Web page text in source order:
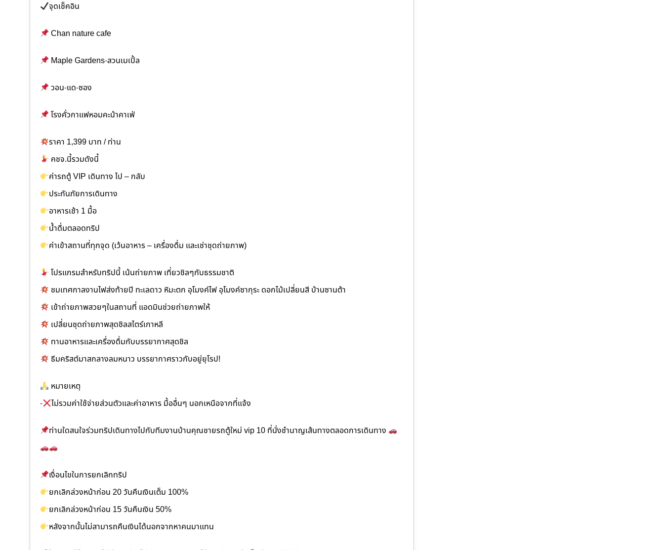
จุดเช็คอิน
Chan nature cafe
Maple Gardens-สวนเมเปิ้ล
วอน-แด-ซอง
โรงคั่วกาแฟหอมคะน้าคาเฟ่
ราคา 1,399 บาท / ท่าน
คชจ.นี้รวมดังนี้
ค่ารถตู้ VIP เดินทาง ไป – กลับ
ประกันภัยการเดินทาง
อาหารเช้า 1 มื้อ
น้ำดื่มตลอดทริป
ค่าเข้าสถานที่ทุกจุด (เว้นอาหาร – เครื่องดื่ม และเช่าชุดถ่ายภาพ)
โปรแกรมสำหรับทริปนี้ เน้นถ่ายภาพ เที่ยวชิลๆกับธรรมชาติ
ชมเทศกาลงานไฟส่งท้ายปี ทะเลดาว หิมะตก อุโมงค์ไฟ อุโมงค์ซากุระ ดอกไม้เปลี่ยนสี บ้านซานต้า
เข้าถ่ายภาพสวยๆในสถานที่ แอดมินช่วยถ่ายภาพให้
เปลี่ยนชุดถ่ายภาพสุดชิลสไตร์เกาหลี
ทานอาหารและเครื่องดื่มกับบรรยากาศสุดชิล
ธีมคริสต์มาสกลางลมหนาว บรรยากาศราวกับอยู่ยุโรป!
หมายเหตุ
-
ไม่รวมค่าใช้จ่ายส่วนตัวและค่าอาหาร มื้ออื่นๆ นอกเหนือจากที่แจ้ง
ท่านใดสนใจร่วมทริปเดินทางไปกับทีมงานบ้านคุณชายรถตู้ใหม่ vip 10 ที่นั่งชำนาญเส้นทางตลอดการเดินทาง
เงื่อนไขในการยกเลิกทริป
ยกเลิกล่วงหน้าก่อน 20 วันคืนเงินเต็ม 100%
ยกเลิกล่วงหน้าก่อน 15 วันคืนเงิน 50%
หลังจากนั้นไม่สามารถคืนเงินได้นอกจากหาคนมาแทน